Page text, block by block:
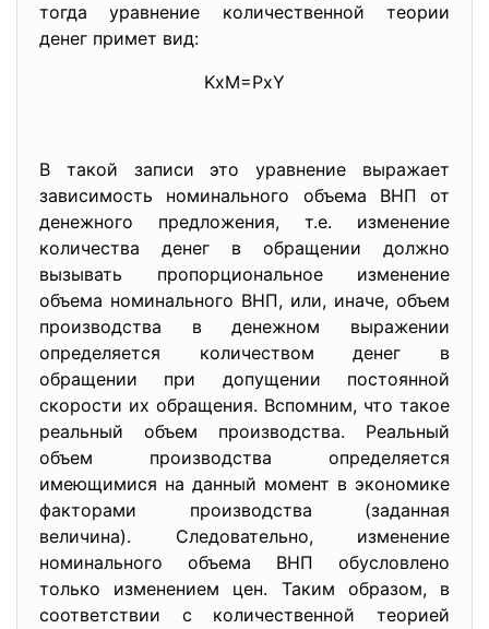
тогда уравнение количественной теории
денег примет вид:
KхM=PхY
В такой записи это уравнение выражает
зависимость номинального объема ВНП от
денежного предложения, т.е. изменение
количества денег в обращении должно
вызывать пропорциональное изменение
объема номинального ВНП, или, иначе, объем
производства в денежном выражении
определяется количеством денег в
обращении при допущении постоянной
скорости их обращения. Вспомним, что такое
реальный объем производства. Реальный
объем производства определяется
имеющимися на данный момент в экономике
факторами производства (заданная
величина). Следовательно, изменение
номинального объема ВНП обусловлено
только изменением цен. Таким образом, в
соответствии с количественной теорией